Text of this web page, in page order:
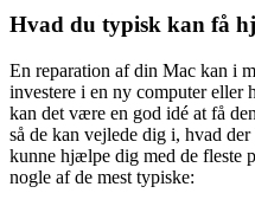
Hvad du typisk kan få
En reparation af din Mac kan i
investere i en ny computer eller
kan det være en god idé at få
så de kan vejlede dig i, hvad
kunne hjælpe dig med de fleste
nogle af de mest typiske: